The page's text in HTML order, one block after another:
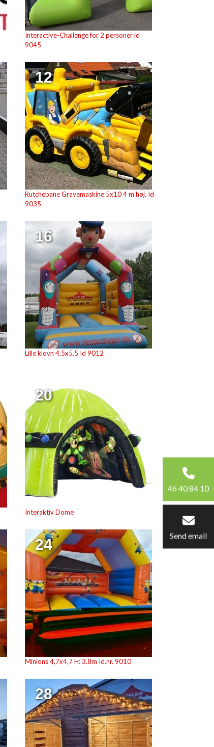
Interactive-Challenge for 2 personer id
9045
12
Rutchebane Gravemaskine 5x10 4 m høj. Id
9035
16
Lille klovn 4,5x5,5 Id 9012
20
Interaktiv Dome
24
Minions 4,7x4,7 H: 3.8m Id.nr. 9010
28
46 40 84 10
Send email